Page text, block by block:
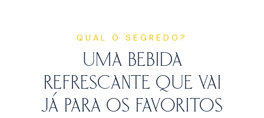
QUAL O SEGREDO?
UMA BEBIDA
REFRESCANTE QUE VAI
JÁ PARA OS FAVORITOS